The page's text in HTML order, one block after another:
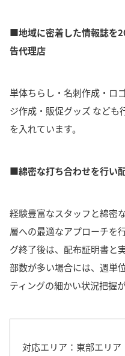
■地域に密着した情報誌を
告代理店
単体ちらし・名刺作成・ロ
ジ作成・販促グッズ なども
を入れています。
■綿密な打ち合わせを行い
経験豊富なスタッフと綿密
層への最適なアプローチを
グ終了後は、配布証明書と
部数が多い場合には、週単
ティングの細かい状況把握が
対応エリア：東部エリア